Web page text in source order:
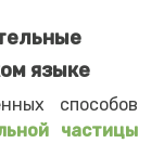
языке
способов
частицы